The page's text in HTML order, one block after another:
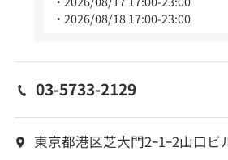
2026/08/18 17:00-23:00
03-5733-2129
東京都港区芝大門2ｰ1ｰ2山口ビ